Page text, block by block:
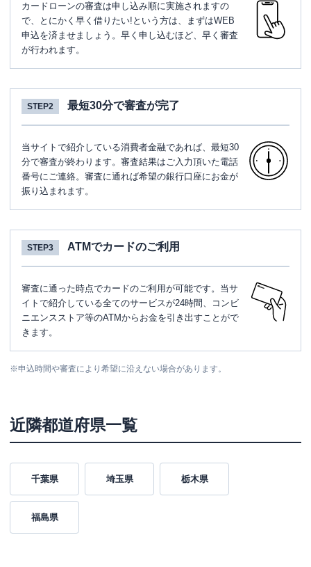
カードローンの審査は申し込み順に実施されますの
で、とにかく早く借りたい!という方は、まずはWEB
申込を済ませましょう。早く申し込むほど、早く審査
が行われます。
STEP2 最短30分で審査が完了
当サイトで紹介している消費者金融であれば、最短30
分で審査が終わります。審査結果はご入力頂いた電話
番号にご連絡。審査に通れば希望の銀行口座にお金が
振り込まれます。
STEP3 ATMでカードのご利用
審査に通った時点でカードのご利用が可能です。当サ
イトで紹介している全てのサービスが24時間、コンビ
ニエンスストア等のATMからお金を引き出すことがで
きます。
※申込時間や審査により希望に沿えない場合があります。
近隣都道府県一覧
千葉県 埼玉県 栃木県
福島県